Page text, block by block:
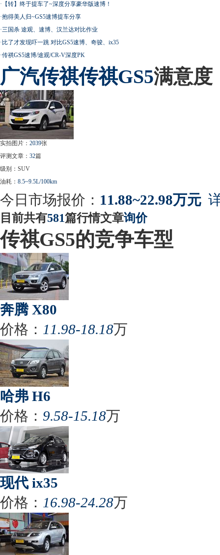
· 【转】终于提车了~深度分享豪华版速博！
·抱得美人归~GS5速博提车分享
·三国杀 途观、速博、汉兰达对比作业
· 比了才发现吓一跳 对比GS5速博、奇骏、ix35
·传祺GS5速博/途观/CR-V深度PK
广汽传祺传祺GS5满意度
实拍图片： 2039张
评测文章： 32篇
级别：SUV
油耗： 8.5~9.5L/100km
今日市场报价： 11.88~22.98万元
目前共有581篇行情文章询价
传祺GS5的竞争车型
奔腾 X80
价格： 11.98-18.18万
哈弗 H6
价格： 9.58-15.18万
现代 ix35
价格： 16.98-24.28万